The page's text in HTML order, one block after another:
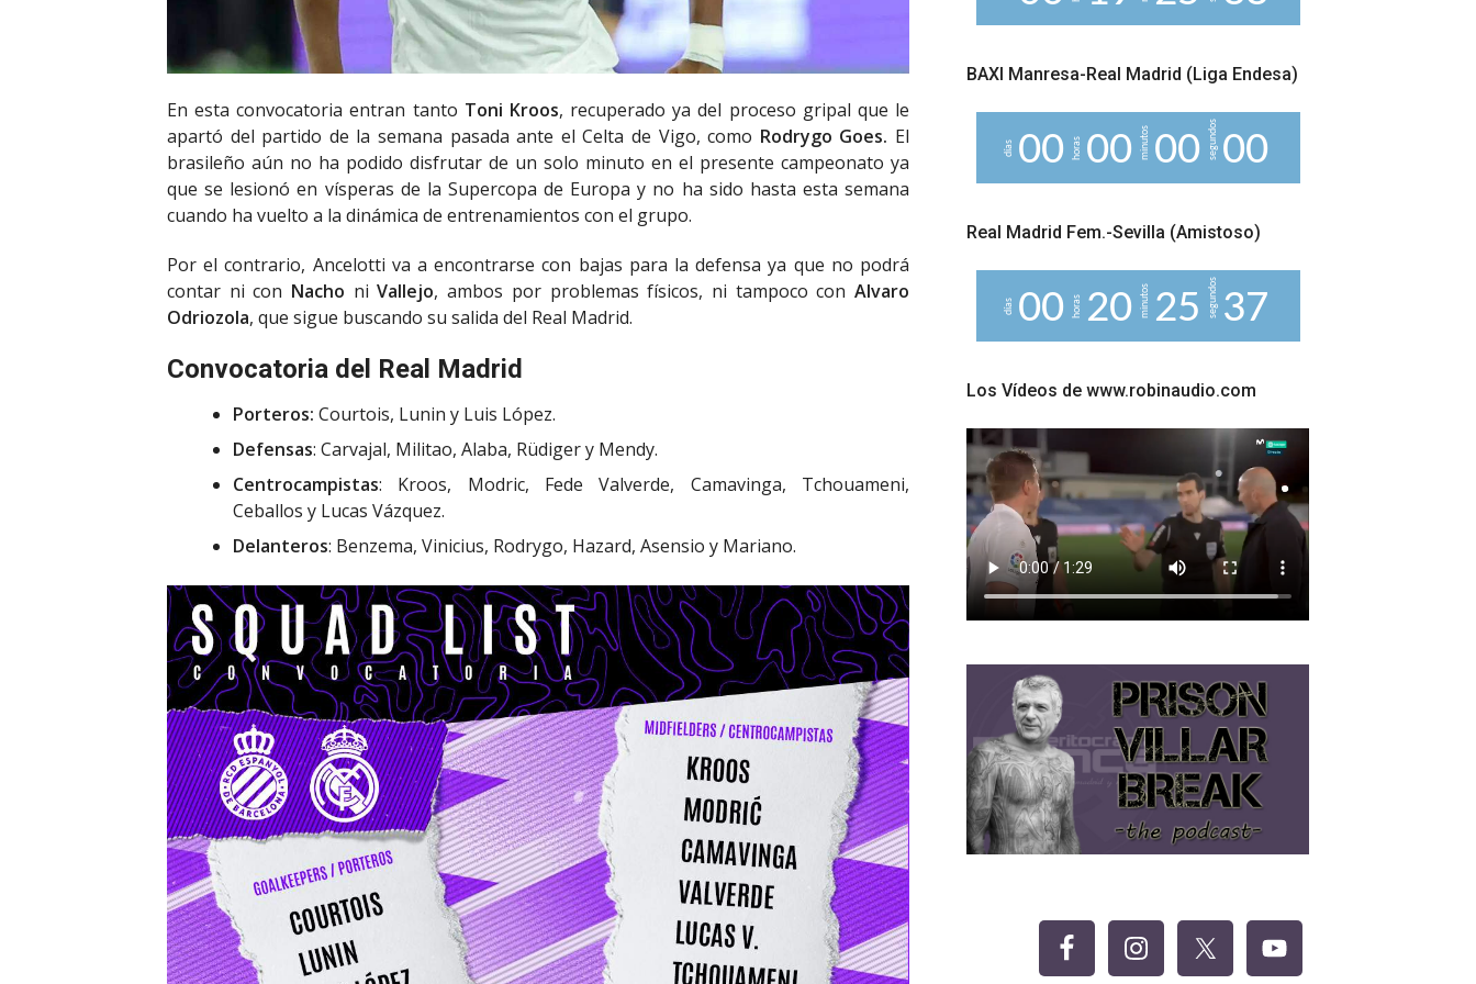
En esta convocatoria entran tanto Toni Kroos, recuperado ya del proceso gripal que le
apartó del partido de la semana pasada ante el Celta de Vigo, como Rodrygo Goes. El
brasileño aún no ha podido disfrutar de un solo minuto en el presente campeonato ya
que se lesionó en vísperas de la Supercopa de Europa y no ha sido hasta esta semana
cuando ha vuelto a la dinámica de entrenamientos con el grupo.
Por el contrario, Ancelotti va a encontrarse con bajas para la defensa ya que no podrá
contar ni con Nacho niVallejo, ambos por problemas físicos, ni tampoco con Alvaro
Odriozola, que sigue buscando su salida del Real Madrid.
Convocatoria del Real Madrid
Porteros: Courtois, Lunin y Luis López.
Defensas: Carvajal, Militao, Alaba, Rüdiger y Mendy.
Centrocampistas: Kroos, Modric, Fede Valverde, Camavinga, Tchouameni,
Ceballos y Lucas Vázquez.
Delanteros: Benzema, Vinicius, Rodrygo, Hazard, Asensio y Mariano.
BAXI Manresa-Real Madrid (Liga Endesa)
días 00 horas 00 minutos 00segundos00
Real Madrid Fem.-Sevilla (Amistoso)
días 00 horas 20 minutos 25 segundos36
Los Vídeos de www.robinaudio.com